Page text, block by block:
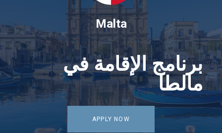
Malta
برنامج الإقامة في
مالطا
APPLY NOW